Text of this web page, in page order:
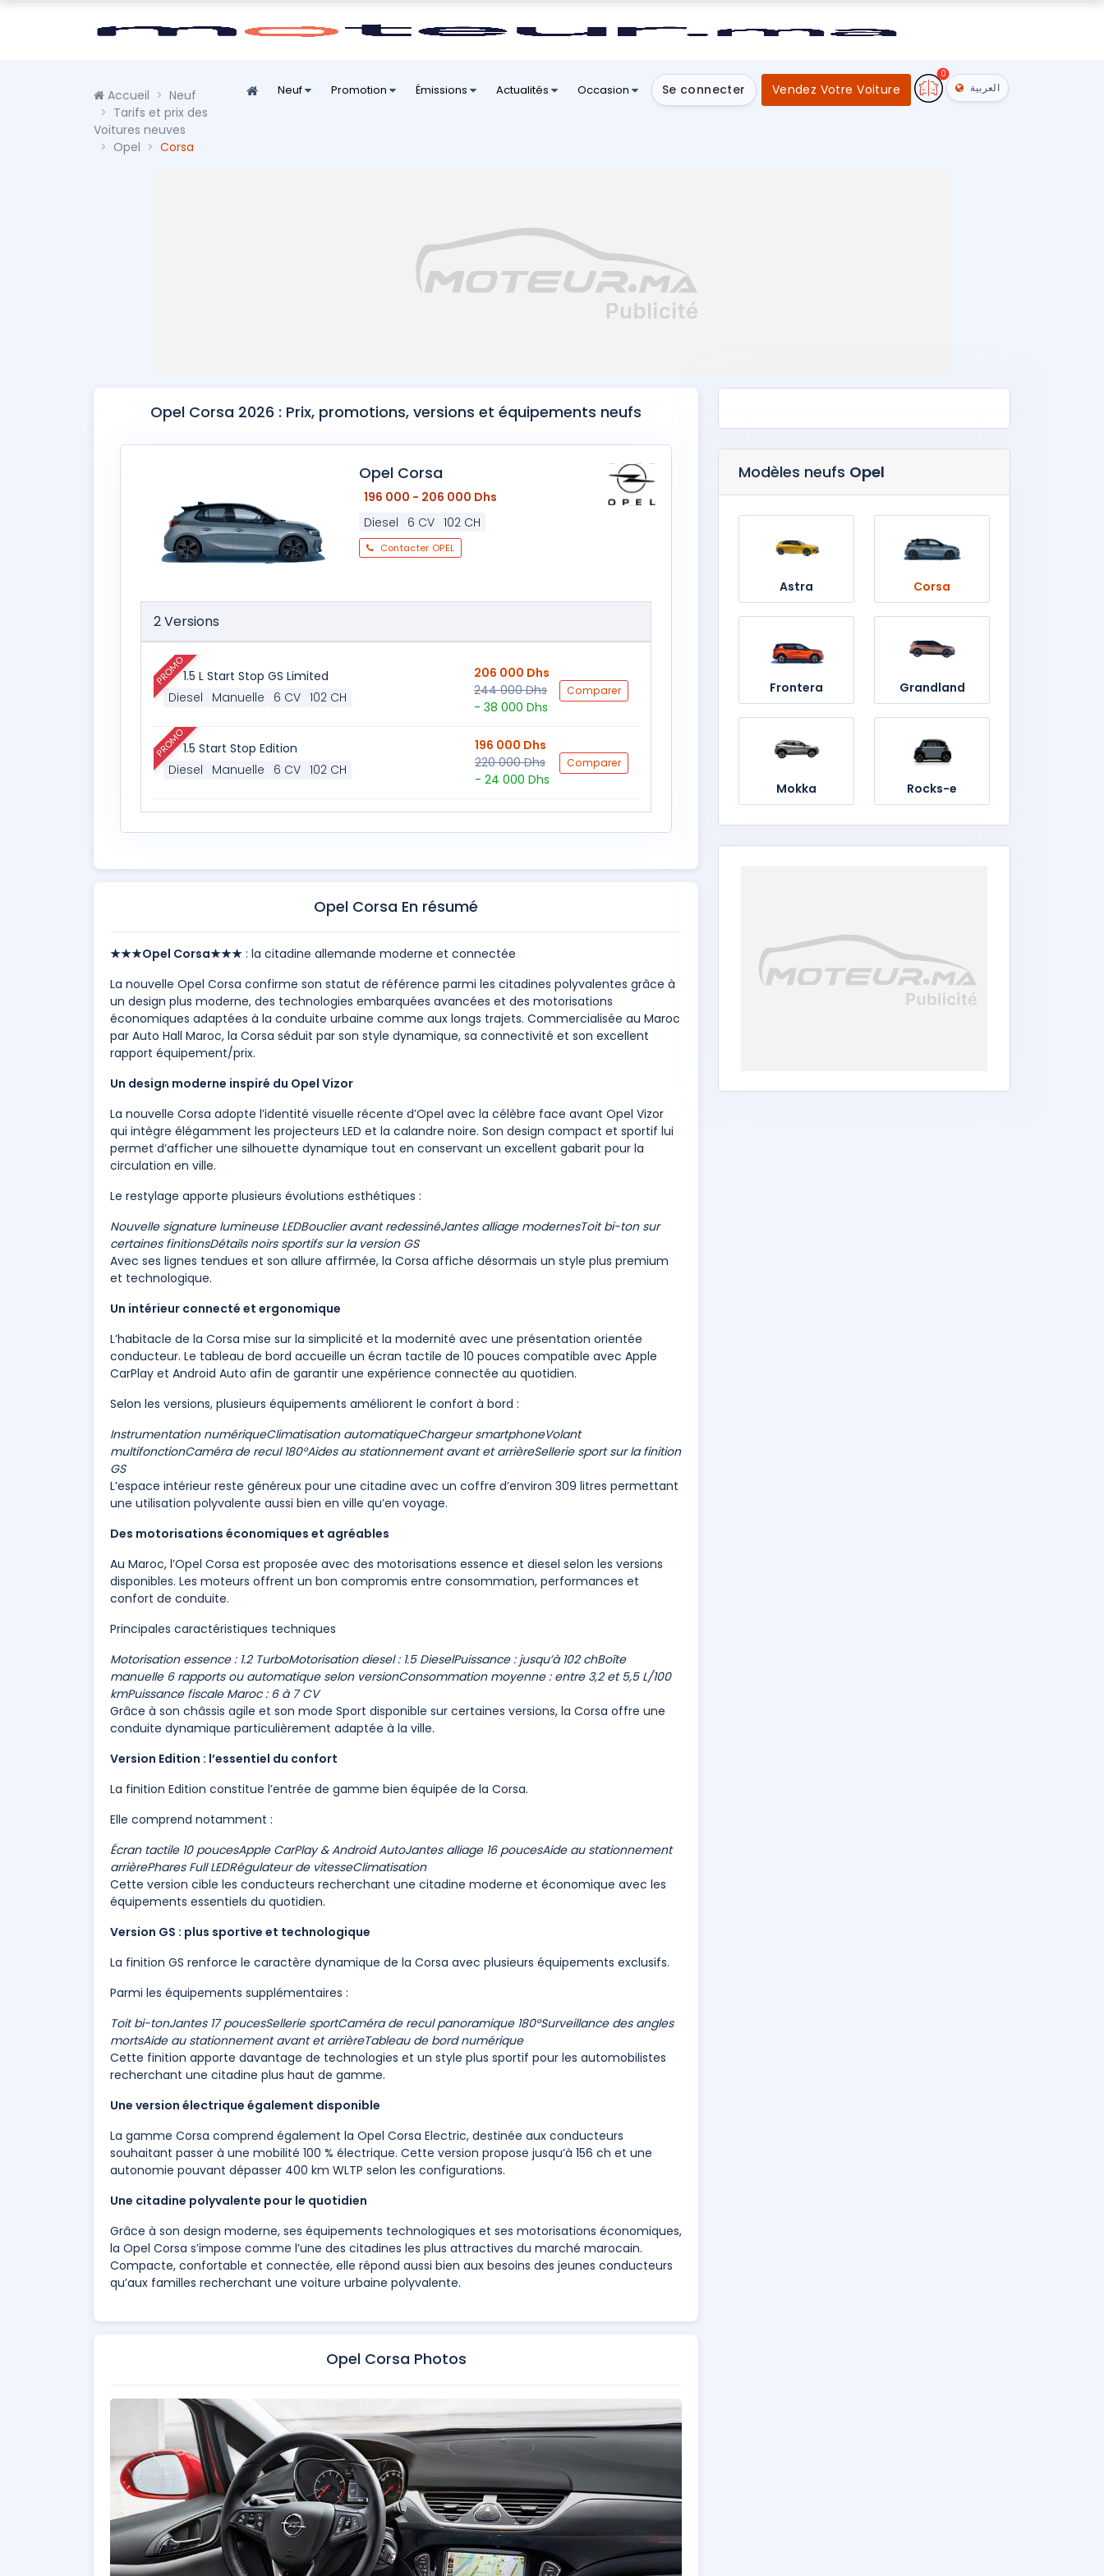
Neuf Promotion Émissions Actualités Occasion Se connecter Vendez Votre Voiture
0
العربية Accueil
Neuf
Tarifs et prix des
Voitures neuves
Opel
Corsa
Opel Corsa 2026 : Prix, promotions, versions et équipements neufs
Opel Corsa
196 000 - 206 000 Dhs
Diesel
6 CV 102 CH
Contacter OPEL
2 Versions
PROMO1.5 L Start Stop GS Limited
Diesel
Manuelle 6 CV 102 CH
206 000 Dhs
244 000 Dhs
- 38 000 Dhs
Comparer
PROMO1.5 Start Stop Edition
Diesel
Manuelle 6 CV 102 CH
196 000 Dhs
220 000 Dhs
- 24 000 Dhs
Comparer
Opel Corsa En résumé
★★★Opel Corsa★★★ : la citadine allemande moderne et connectée
La nouvelle Opel Corsa confirme son statut de référence parmi les citadines polyvalentes grâce à
un design plus moderne, des technologies embarquées avancées et des motorisations
économiques adaptées à la conduite urbaine comme aux longs trajets. Commercialisée au Maroc
par Auto Hall Maroc, la Corsa séduit par son style dynamique, sa connectivité et son excellent
rapport équipement/prix.
Un design moderne inspiré du Opel Vizor
La nouvelle Corsa adopte l’identité visuelle récente d’Opel avec la célèbre face avant Opel Vizor
qui intègre élégamment les projecteurs LED et la calandre noire. Son design compact et sportif lui
permet d’afficher une silhouette dynamique tout en conservant un excellent gabarit pour la
circulation en ville.
Le restylage apporte plusieurs évolutions esthétiques :
Nouvelle signature lumineuse LEDBouclier avant redessinéJantes alliage modernesToit bi-ton sur
certaines finitionsDétails noirs sportifs sur la version GS
Avec ses lignes tendues et son allure affirmée, la Corsa affiche désormais un style plus premium
et technologique.
Un intérieur connecté et ergonomique
L’habitacle de la Corsa mise sur la simplicité et la modernité avec une présentation orientée
conducteur. Le tableau de bord accueille un écran tactile de 10 pouces compatible avec Apple
CarPlay et Android Auto afin de garantir une expérience connectée au quotidien.
Selon les versions, plusieurs équipements améliorent le confort à bord :
Instrumentation numériqueClimatisation automatiqueChargeur smartphoneVolant
multifonctionCaméra de recul 180°Aides au stationnement avant et arrièreSellerie sport sur la finition
GS
L’espace intérieur reste généreux pour une citadine avec un coffre d’environ 309 litres permettant
une utilisation polyvalente aussi bien en ville qu’en voyage.
Des motorisations économiques et agréables
Au Maroc, l’Opel Corsa est proposée avec des motorisations essence et diesel selon les versions
disponibles. Les moteurs offrent un bon compromis entre consommation, performances et
confort de conduite.
Principales caractéristiques techniques
Motorisation essence : 1.2 TurboMotorisation diesel : 1.5 DieselPuissance : jusqu’à 102 chBoîte
manuelle 6 rapports ou automatique selon versionConsommation moyenne : entre 3,2 et 5,5 L/100
kmPuissance fiscale Maroc : 6 à 7 CV
Grâce à son châssis agile et son mode Sport disponible sur certaines versions, la Corsa offre une
conduite dynamique particulièrement adaptée à la ville.
Version Edition : l’essentiel du confort
La finition Edition constitue l’entrée de gamme bien équipée de la Corsa.
Elle comprend notamment :
Écran tactile 10 poucesApple CarPlay & Android AutoJantes alliage 16 poucesAide au stationnement
arrièrePhares Full LEDRégulateur de vitesseClimatisation
Cette version cible les conducteurs recherchant une citadine moderne et économique avec les
équipements essentiels du quotidien.
Version GS : plus sportive et technologique
La finition GS renforce le caractère dynamique de la Corsa avec plusieurs équipements exclusifs.
Parmi les équipements supplémentaires :
Toit bi-tonJantes 17 poucesSellerie sportCaméra de recul panoramique 180°Surveillance des angles
mortsAide au stationnement avant et arrièreTableau de bord numérique
Cette finition apporte davantage de technologies et un style plus sportif pour les automobilistes
recherchant une citadine plus haut de gamme.
Une version électrique également disponible
La gamme Corsa comprend également la Opel Corsa Electric, destinée aux conducteurs
souhaitant passer à une mobilité 100 % électrique. Cette version propose jusqu’à 156 ch et une
autonomie pouvant dépasser 400 km WLTP selon les configurations.
Une citadine polyvalente pour le quotidien
Grâce à son design moderne, ses équipements technologiques et ses motorisations économiques,
la Opel Corsa s’impose comme l’une des citadines les plus attractives du marché marocain.
Compacte, confortable et connectée, elle répond aussi bien aux besoins des jeunes conducteurs
qu’aux familles recherchant une voiture urbaine polyvalente.
Opel Corsa Photos
Modèles neufs Opel
Astra Corsa
Frontera Grandland
Mokka Rocks-e